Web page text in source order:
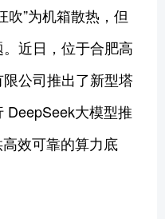
吹”为机箱散热，但
近日，位于合肥高
公司推出了新型塔
DeepSeek大模型推
效可靠的算力底